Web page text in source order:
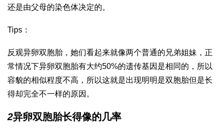
还是由父母的染色体决定的。
Tips：
反观异卵双胞胎，她们看起来就像两个普通的兄弟姐妹，正
常情况下异卵双胞胎有大约50%的遗传基因是相同的，所以
容貌的相似程度不高，所以这就是出现明明是双胞胎但是长
得却完全不一样的原因。
2异卵双胞胎长得像的几率